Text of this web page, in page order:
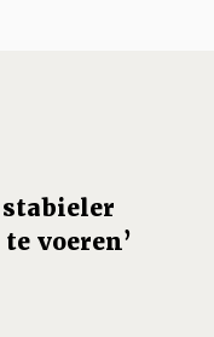
stabieler
voeren’